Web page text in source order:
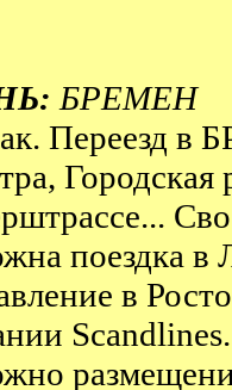
БРЕМЕН
Переезд в
Городская
поездка
в